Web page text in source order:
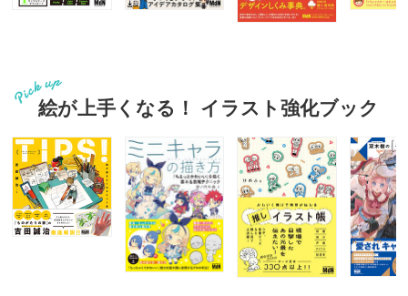
絵が上手くなる！ イラスト強化ブック